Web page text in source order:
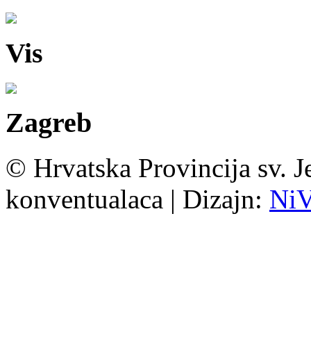
Vis
Zagreb
© Hrvatska Provincija sv.
konventualaca | Dizajn: